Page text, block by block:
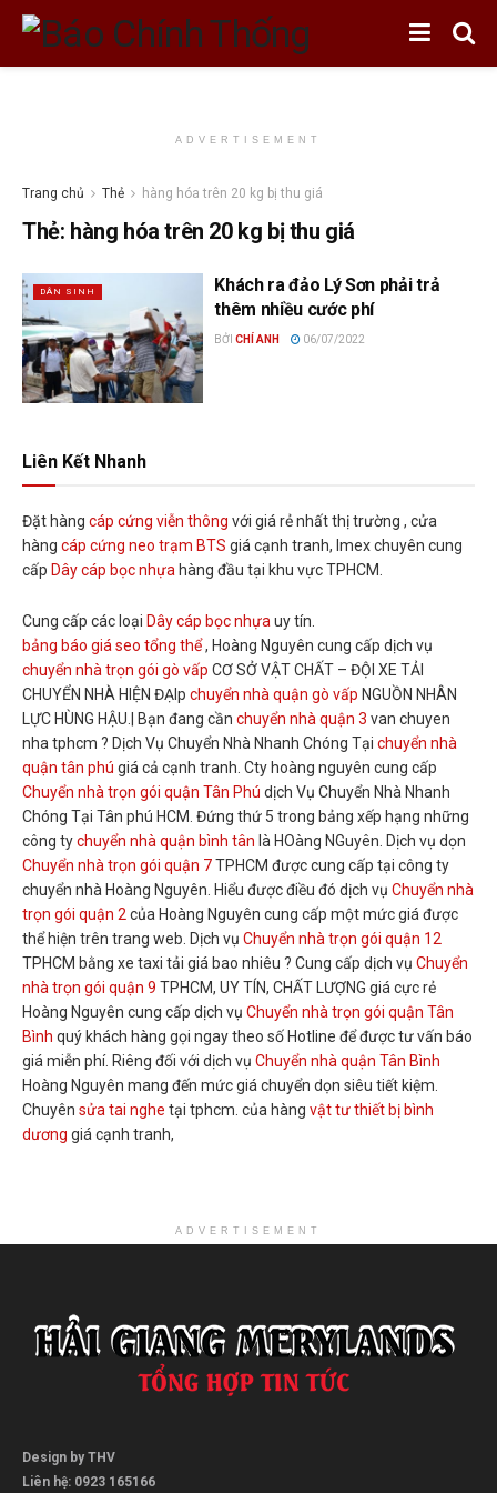
ADVERTISEMENT
Trang chủ Thẻ hàng hóa trên 20 kg bị thu giá
Thẻ: hàng hóa trên 20 kg bị thu giá
DÂN SINH
Khách ra đảo Lý Sơn phải trả
thêm nhiều cước phí
BỞI CHÍ ANH 06/07/2022
Liên Kết Nhanh
Đặt hàng cáp cứng viễn thông với giá rẻ nhất thị trường , cửa
hàng cáp cứng neo trạm BTS giá cạnh tranh, Imex chuyên cung
cấp Dây cáp bọc nhựa hàng đầu tại khu vực TPHCM.
Cung cấp các loại Dây cáp bọc nhựa uy tín.
bảng báo giá seo tổng thể, Hoàng Nguyên cung cấp dịch vụ
chuyển nhà trọn gói gò vấp CƠ SỞ VẬT CHẤT – ĐỘI XE TẢI
CHUYỂN NHÀ HIỆN ĐẠIp chuyển nhà quận gò vấp NGUỒN NHÂN
LỰC HÙNG HẬU.| Bạn đang cần chuyển nhà quận 3 van chuyen
nha tphcm ? Dịch Vụ Chuyển Nhà Nhanh Chóng Tại chuyển nhà
quận tân phú giá cả cạnh tranh. Cty hoàng nguyên cung cấp
Chuyển nhà trọn gói quận Tân Phú dịch Vụ Chuyển Nhà Nhanh
Chóng Tại Tân phú HCM. Đứng thứ 5 trong bảng xếp hạng những
công tychuyển nhà quận bình tân là HOàng NGuyên. Dịch vụ dọn
Chuyển nhà trọn gói quận 7TPHCM được cung cấp tại công ty
chuyển nhà Hoàng Nguyên. Hiểu được điều đó dịch vụ Chuyển nhà
trọn gói quận 2 của Hoàng Nguyên cung cấp một mức giá được
thể hiện trên trang web. Dịch vụ Chuyển nhà trọn gói quận 12
TPHCM bằng xe taxi tải giá bao nhiêu ? Cung cấp dịch vụ Chuyển
nhà trọn gói quận 9 TPHCM, UY TÍN, CHẤT LƯỢNG giá cực rẻ
Hoàng Nguyên cung cấp dịch vụ Chuyển nhà trọn gói quận Tân
Bình quý khách hàng gọi ngay theo số Hotline để được tư vấn báo
giá miễn phí. Riêng đối với dịch vụ Chuyển nhà quận Tân Bình
Hoàng Nguyên mang đến mức giá chuyển dọn siêu tiết kiệm.
Chuyên sửa tai nghe tại tphcm. của hàng vật tư thiết bị bình
dương giá cạnh tranh,
ADVERTISEMENT
Design by THV
Liên hệ: 0923 165166